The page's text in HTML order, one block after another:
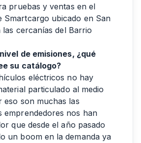
pruebas y ventas en el
Smartcargo ubicado en San
las cercanías del Barrio
de emisiones, ¿qué
su catálogo?
eléctricos no hay
particulado al medio
eso son muchas las
emprendedores nos han
que desde el año pasado
un boom en la demanda ya